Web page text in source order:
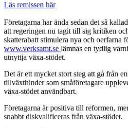
Läs remissen här
Företagarna har ända sedan det så
att regeringen nu tagit till sig kritiken
skatterabatt stimulera nya och oerfarna
www.verksamt.se lämnas en tydlig
utnyttja växa-stödet.
Det är ett mycket stort steg att gå från
tillväxthinder som småföretagare
växa-stödet användbart.
Företagarna är positiva till reformen,
snabbt diskvalificeras från växa-stödet.